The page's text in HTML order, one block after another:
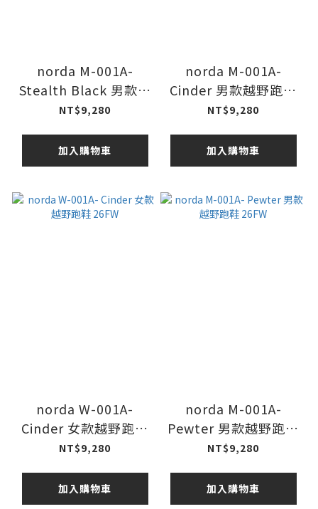
norda M-001A-
Stealth Black 男款越
野跑鞋 26FW
NT$9,280
加入購物車
norda M-001A-
Cinder 男款越野跑鞋
26FW
NT$9,280
加入購物車
norda W-001A-
Cinder 女款越野跑鞋
26FW
NT$9,280
加入購物車
norda M-001A-
Pewter 男款越野跑鞋
26FW
NT$9,280
加入購物車